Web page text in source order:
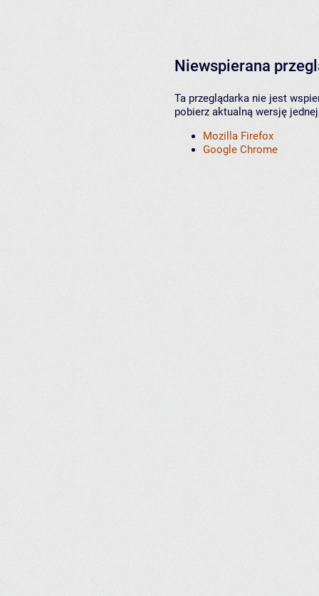
Niewspierana
Ta przeglądarka nie jest
pobierz aktualną wersję
Mozilla Firefox
Google Chrome